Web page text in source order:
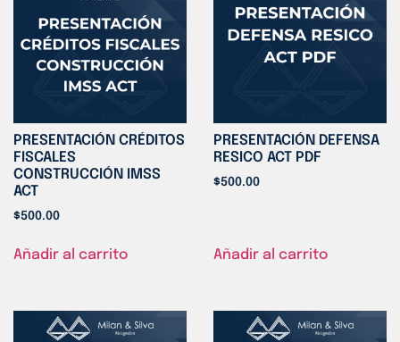
PRESENTACIÓN CRÉDITOS
FISCALES
CONSTRUCCIÓN IMSS
ACT
$500.00
Añadir al carrito
PRESENTACIÓN DEFENSA
RESICO ACT PDF
$500.00
Añadir al carrito